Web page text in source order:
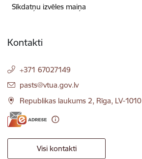
Sīkdatņu izvēles maiņa
Kontakti
+371 67027149
E-pasts:
pasts@vtua.gov.lv
Republikas laukums 2, Rīga, LV-1010
Visi kontakti